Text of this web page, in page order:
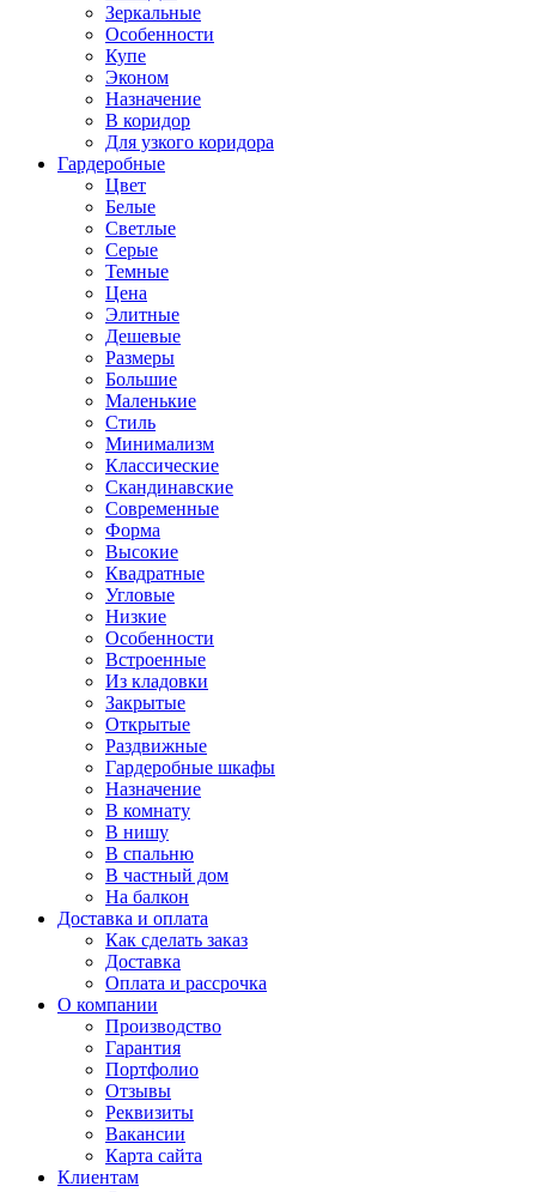
Зеркальные
Особенности
Купе
Эконом
Назначение
В коридор
Для узкого коридора
Гардеробные
Цвет
Белые
Светлые
Серые
Темные
Цена
Элитные
Дешевые
Размеры
Большие
Маленькие
Стиль
Минимализм
Классические
Скандинавские
Современные
Форма
Высокие
Квадратные
Угловые
Низкие
Особенности
Встроенные
Из кладовки
Закрытые
Открытые
Раздвижные
Гардеробные шкафы
Назначение
В комнату
В нишу
В спальню
В частный дом
На балкон
Доставка и оплата
Как сделать заказ
Доставка
Оплата и рассрочка
О компании
Производство
Гарантия
Портфолио
Отзывы
Реквизиты
Вакансии
Карта сайта
Клиентам